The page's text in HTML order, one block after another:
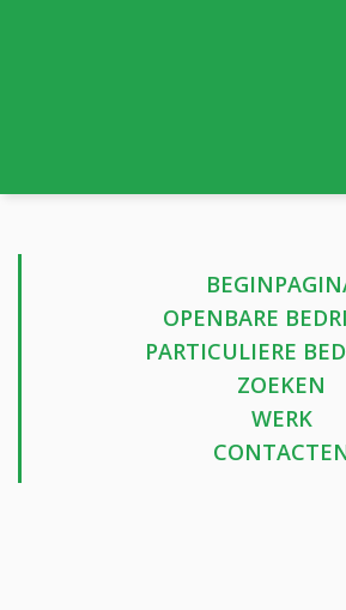
OPENBARE
PARTICULIERE
ZOEKEN
WERK